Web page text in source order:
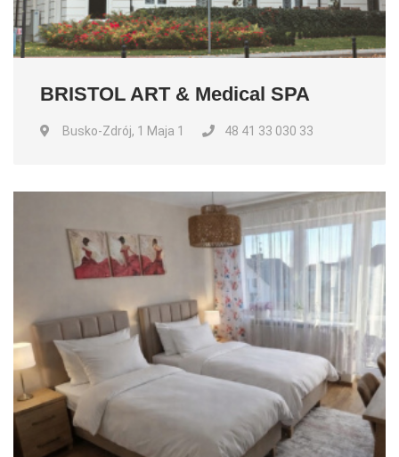
BRISTOL ART & Medical SPA
Busko-Zdrój, 1 Maja 1 48 41 33 030 33